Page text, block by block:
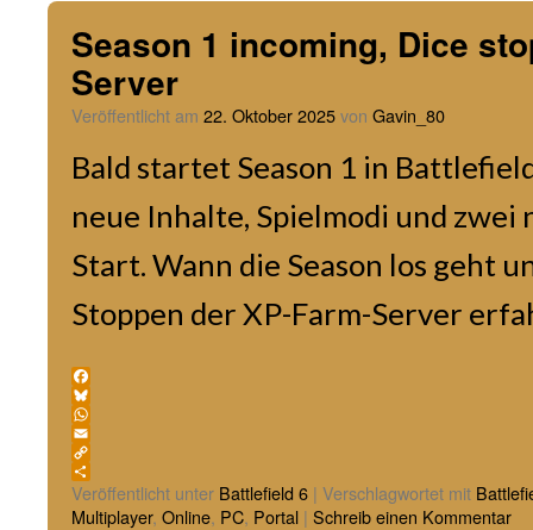
Season 1 incoming, Dice
Server
Veröffentlicht am 22. Oktober 2025von Gavin_80
Bald startet Season 1 in
neue Inhalte, Spielmodi und zwei
Start. Wann die Season los geht
Stoppen der XP-Farm-Server
Facebook
Bluesky
WhatsApp
Email
Copy
Link
Teilen
Veröffentlicht unter Battlefield 6 | Verschlagwortet mit
Multiplayer, Online, PC, Portal | Schreib einen Kommentar